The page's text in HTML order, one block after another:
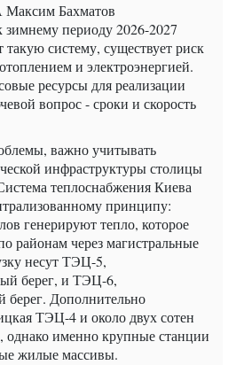
Максим Бахматов
зимнему периоду 2026-2027
такую систему, существует риск
и электроэнергией.
ресурсы для реализации
вопрос - сроки и скорость
важно учитывать
инфраструктуры столицы
теплоснабжения Киева
принципу:
генерируют тепло, которое
районам через магистральные
несут ТЭЦ-5,
берег, и ТЭЦ-6,
Дополнительно
ТЭЦ-4 и около двух сотен
однако именно крупные станции
жилые массивы.